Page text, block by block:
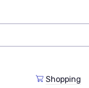
Shopping